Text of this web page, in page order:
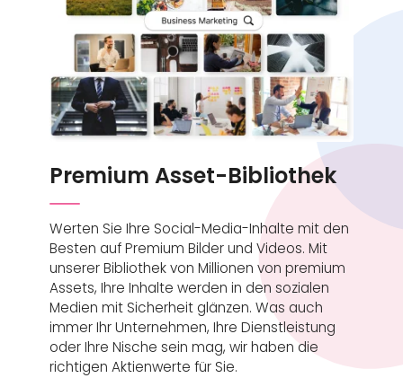
Premium Asset-Bibliothek
Werten Sie Ihre Social-Media-Inhalte mit den
Besten auf Premium Bilder und Videos. Mit
unserer Bibliothek von Millionen von premium
Assets, Ihre Inhalte werden in den sozialen
Medien mit Sicherheit glänzen. Was auch
immer Ihr Unternehmen, Ihre Dienstleistung
oder Ihre Nische sein mag, wir haben die
richtigen Aktienwerte für Sie.